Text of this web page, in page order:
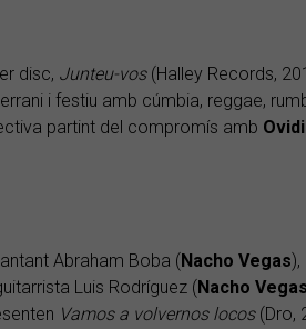
disc, Junteu-vos(Halley Records,
i festiu amb cúmbia, reggae,
partint del compromís amb Ovidi
Abraham Boba ( Nacho Vegas),
Luis Rodríguez ( Nacho Vegas
Vamos a volvernos locos(Dro,